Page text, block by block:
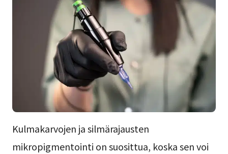
Kulmakarvojen ja silmärajausten
mikropigmentointi on suosittua, koska sen voi